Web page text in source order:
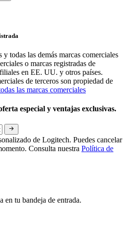
todas las demás marcas comerciales
o marcas registradas de
en EE. UU. y otros países.
de terceros son propiedad de
las marcas comerciales
especial y ventajas exclusivas.
de Logitech. Puedes cancelar
Consulta nuestra Política de
en tu bandeja de entrada.